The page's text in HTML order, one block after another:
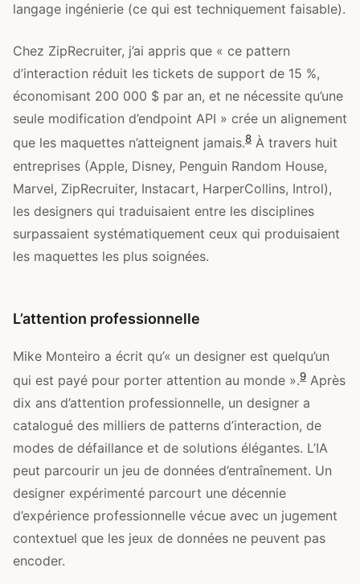
langage ingénierie (ce qui est techniquement faisable).
Chez ZipRecruiter, j’ai appris que « ce pattern
d’interaction réduit les tickets de support de 15 %,
économisant 200 000 $ par an, et ne nécessite qu’une
seule modification d’endpoint API » crée un alignement
que les maquettes n’atteignent jamais.8 À travers huit
entreprises (Apple, Disney, Penguin Random House,
Marvel, ZipRecruiter, Instacart, HarperCollins, Introl),
les designers qui traduisaient entre les disciplines
surpassaient systématiquement ceux qui produisaient
les maquettes les plus soignées.
L’attention professionnelle
Mike Monteiro a écrit qu’« un designer est quelqu’un
qui est payé pour porter attention au monde ».9 Après
dix ans d’attention professionnelle, un designer a
catalogué des milliers de patterns d’interaction, de
modes de défaillance et de solutions élégantes. L’IA
peut parcourir un jeu de données d’entraînement. Un
designer expérimenté parcourt une décennie
d’expérience professionnelle vécue avec un jugement
contextuel que les jeux de données ne peuvent pas
encoder.